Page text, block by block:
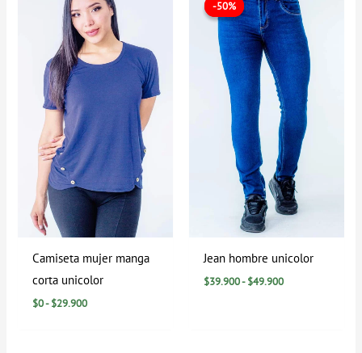
Camiseta mujer manga
corta unicolor
$0- $29.900
precios:
desde
$0
hasta
$29.900
-50%
-50%
Jean hombre unicolor
$39.900- $49.900
precios:
desde
$39.900
hasta
$49.900